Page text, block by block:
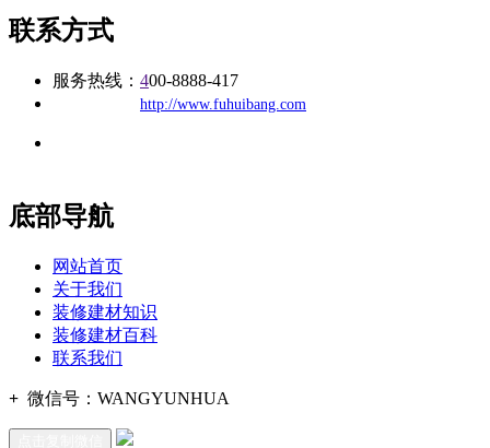
联系方式
服务热线： 400-8888-417
http://www.fuhuibang.com
底部导航
网站首页
关于我们
装修建材知识
装修建材百科
联系我们
+ 微信号： WANGYUNHUA